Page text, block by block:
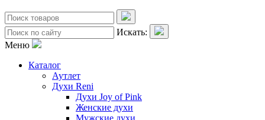
Искать:
Меню
Каталог
Аутлет
Духи Reni
Духи Joy of Pink
Женские духи
Мужские духи